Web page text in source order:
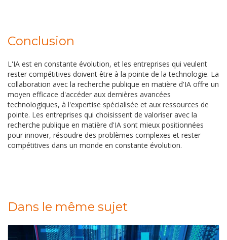
Conclusion
L'IA est en constante évolution, et les entreprises qui veulent
rester compétitives doivent être à la pointe de la technologie. La
collaboration avec la recherche publique en matière d'IA offre un
moyen efficace d'accéder aux dernières avancées
technologiques, à l'expertise spécialisée et aux ressources de
pointe. Les entreprises qui choisissent de valoriser avec la
recherche publique en matière d'IA sont mieux positionnées
pour innover, résoudre des problèmes complexes et rester
compétitives dans un monde en constante évolution.
Dans le même sujet